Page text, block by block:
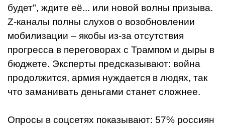
будет", ждите её... или новой волны призыва.
Z-каналы полны слухов о возобновлении
мобилизации – якобы из-за отсутствия
прогресса в переговорах с Трампом и дыры в
бюджете. Эксперты предсказывают: война
продолжится, армия нуждается в людях, так
что заманивать деньгами станет сложнее.
Опросы в соцсетях показывают: 57% россиян